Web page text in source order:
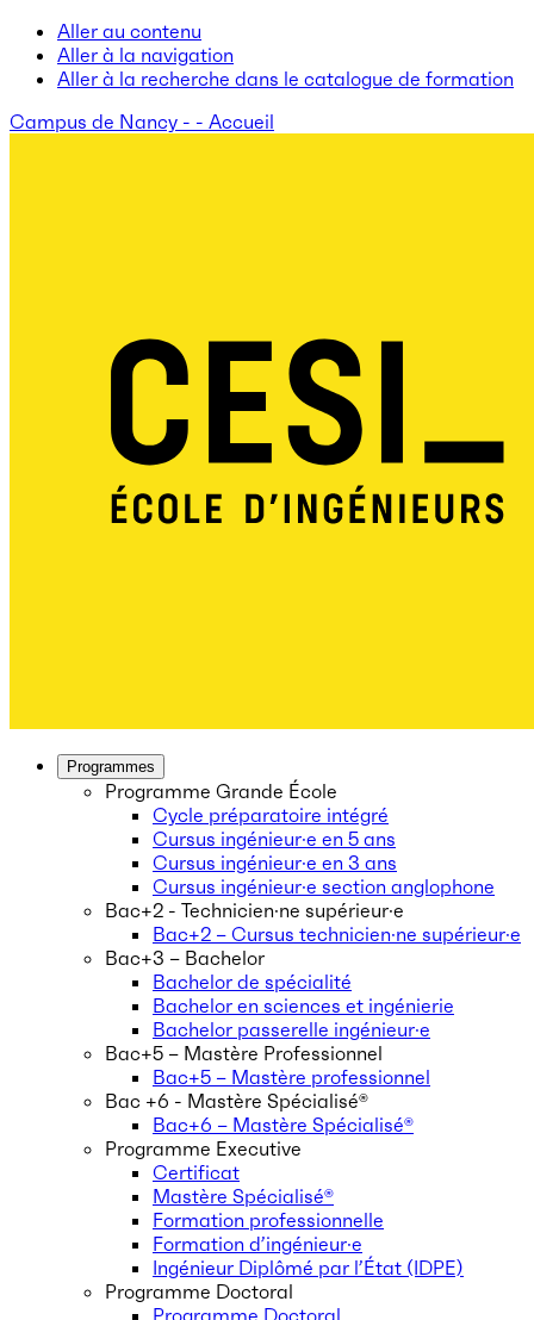
Aller au contenu
Aller à la navigation
Aller à la recherche dans le catalogue de formation
Campus de Nancy - - Accueil
Programmes
Programme Grande École
Cycle préparatoire intégré
Cursus ingénieur·e en 5 ans
Cursus ingénieur·e en 3 ans
Cursus ingénieur·e section anglophone
Bac+2 - Technicien·ne supérieur·e
Bac+2 – Cursus technicien·ne supérieur·e
Bac+3 – Bachelor
Bachelor de spécialité
Bachelor en sciences et ingénierie
Bachelor passerelle ingénieur·e
Bac+5 – Mastère Professionnel
Bac+5 – Mastère professionnel
Bac +6 - Mastère Spécialisé®
Bac+6 – Mastère Spécialisé®
Programme Executive
Certificat
Mastère Spécialisé®
Formation professionnelle
Formation d’ingénieur·e
Ingénieur Diplômé par l’État (IDPE)
Programme Doctoral
Programme Doctoral